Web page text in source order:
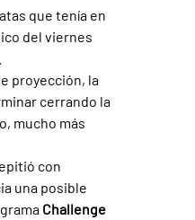
que tenía en
del viernes
proyección, la
cerrando la
mucho más
con
una posible
Challenge